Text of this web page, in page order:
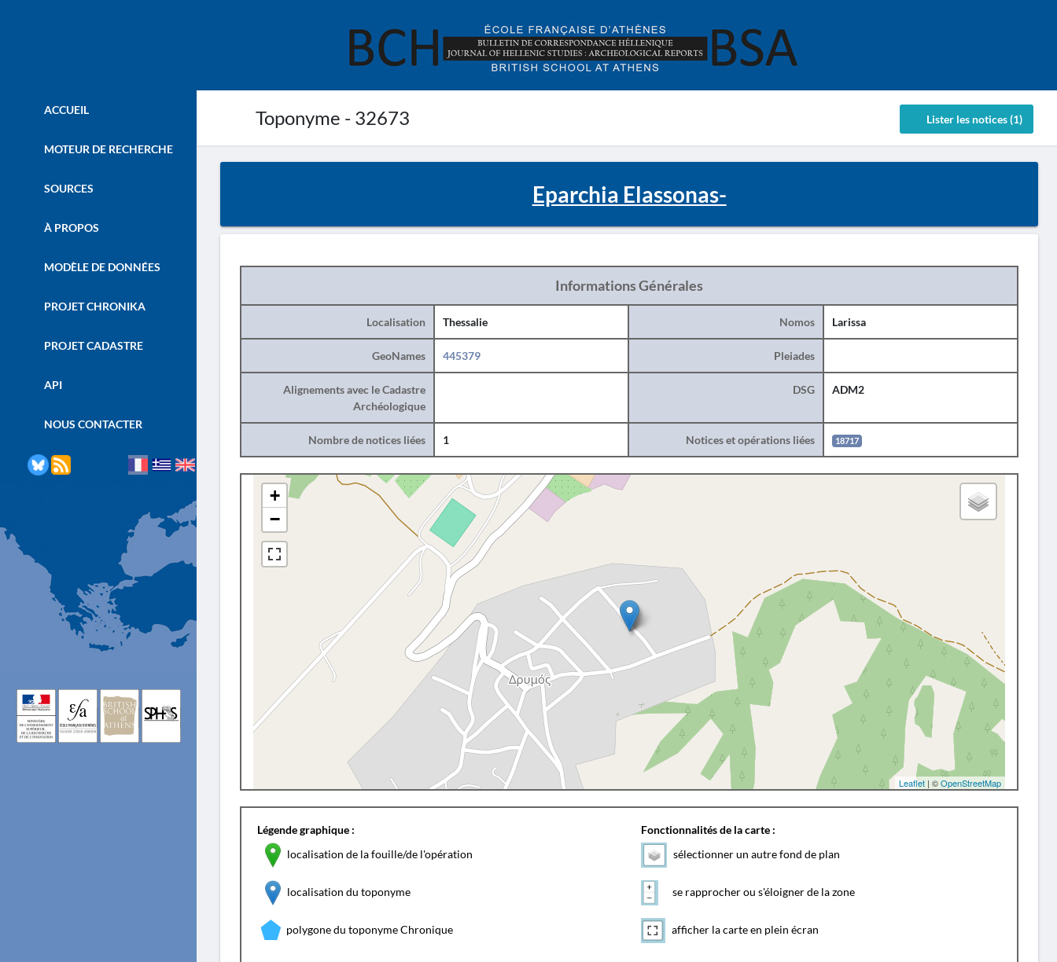
Toponyme - 32673 Lister les notices (1)
ACCUEIL
MOTEUR DE RECHERCHE
SOURCES
À PROPOS
MODÈLE DE DONNÉES
PROJET CHRONIKA
PROJET CADASTRE
API
NOUS CONTACTER
Eparchia Elassonas-
Informations Générales
Localisation Thessalie Nomos Larissa
GeoNames 445379 Pleiades
Alignements avec le Cadastre
Archéologique
DSG ADM2
Nombre de notices liées 1 Notices et opérations liées 18717
+
−
Leaflet | ©OpenStreetMap
Légende graphique :
localisation de la fouille/de l'opération
localisation du toponyme
polygone du toponyme Chronique
Fonctionnalités de la carte :
sélectionner un autre fond de plan
se rapprocher ou s'éloigner de la zone
afficher la carte en plein écran